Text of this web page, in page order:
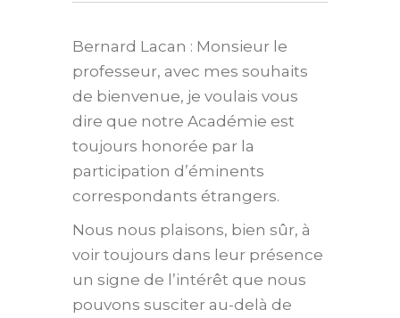
Bernard Lacan : Monsieur le
professeur, avec mes souhaits
de bienvenue, je voulais vous
dire que notre Académie est
toujours honorée par la
participation d’éminents
correspondants étrangers.
Nous nous plaisons, bien sûr, à
voir toujours dans leur présence
un signe de l’intérêt que nous
pouvons susciter au-delà de